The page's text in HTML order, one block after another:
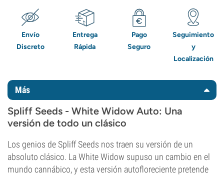
Envío
Discreto
Entrega
Rápida
Pago
Seguro
Seguimiento
y
Localización
Más
Spliff Seeds - White Widow Auto: Una
versión de todo un clásico
Los genios de Spliff Seeds nos traen su versión de un
absoluto clásico. La White Widow supuso un cambio en el
mundo cannábico, y esta versión autofloreciente pretende